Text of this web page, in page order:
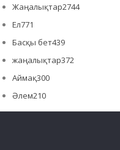
Жаңалықтар2744
Ел771
Басқы бет439
жаңалықтар372
Аймақ300
Әлем210